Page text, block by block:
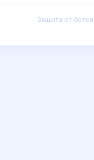
Защита от ботов